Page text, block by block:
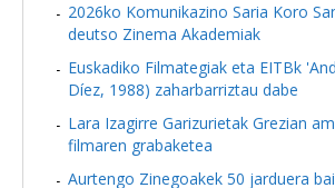
2026ko Komunikazino Saria Koro
deutso Zinema Akademiak
Euskadiko Filmategiak eta EITBk
Díez, 1988) zaharbarriztau dabe
Lara Izagirre Garizurietak Grezian
filmaren grabaketea
Aurtengo Zinegoakek 50 jarduera